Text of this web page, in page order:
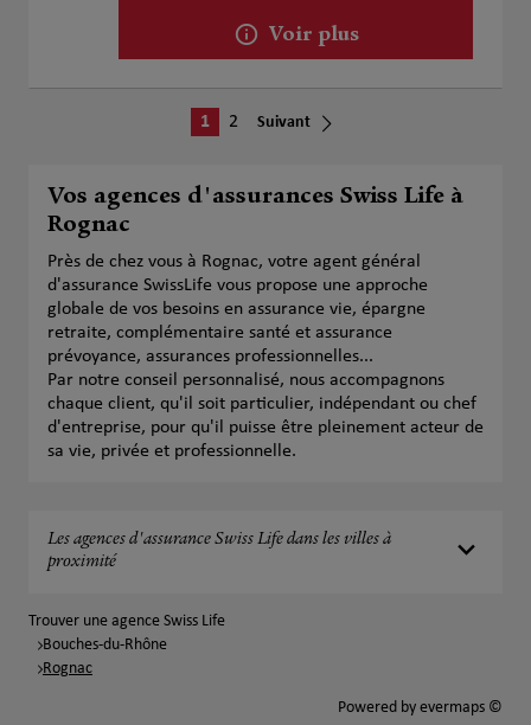
Voir plus
1 2 Suivant
Vos agences d'assurances Swiss Life à
Rognac
Près de chez vous à Rognac, votre agent général
d'assurance SwissLife vous propose une approche
globale de vos besoins en assurance vie, épargne
retraite, complémentaire santé et assurance
prévoyance, assurances professionnelles...
Par notre conseil personnalisé, nous accompagnons
chaque client, qu'il soit particulier, indépendant ou chef
d'entreprise, pour qu'il puisse être pleinement acteur de
sa vie, privée et professionnelle.
Les agences d'assurance Swiss Life dans les villes à
proximité
Trouver une agence Swiss Life
Bouches-du-Rhône
Rognac
Powered by evermaps ©